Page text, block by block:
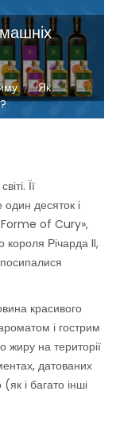
// Як
Її
один десяток і
Forme of Cury»,
короля Річарда II,
красивого
і гострим
жиру на території
датованих
і багато інші